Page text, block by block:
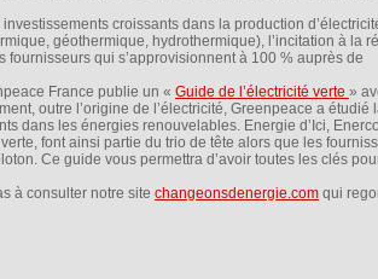
croissants dans la production
géothermique, hydrothermique), l’incitation à la
qui s’approvisionnent à 100 % auprès de
France publie un « Guide de l’électricité verte »
outre l’origine de l’électricité, Greenpeace a étudié
dans les énergies renouvelables. Energie d’Ici,
font ainsi partie du trio de tête alors que les
Ce guide vous permettra d’avoir toutes les clés
à consulter notre site changeonsdenergie.com qui